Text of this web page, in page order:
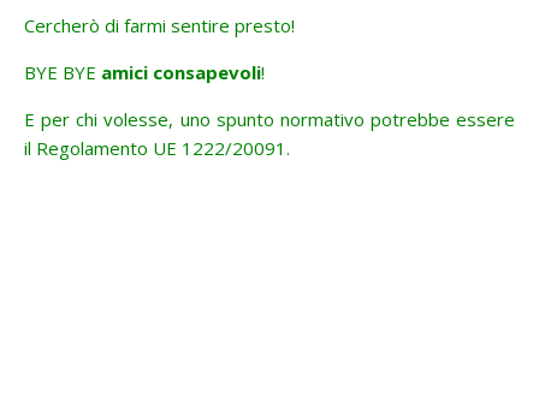
Cercherò di farmi sentire presto!
BYE BYE amici consapevoli!
E per chi volesse, uno spunto normativo potrebbe essere
il Regolamento UE 1222/20091.